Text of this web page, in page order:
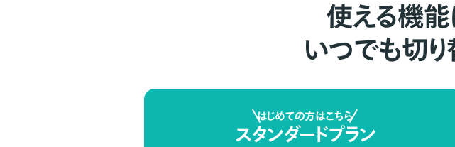
使える機能
いつでも切り
はじめての方はこちら
スタンダードプラン